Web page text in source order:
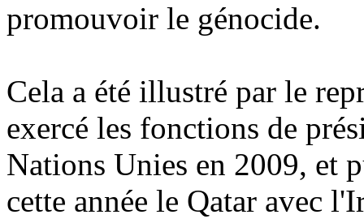
promouvoir le génocide.
Cela a été illustré par le
exercé les fonctions de
Nations Unies en 2009, et
cette année le Qatar avec